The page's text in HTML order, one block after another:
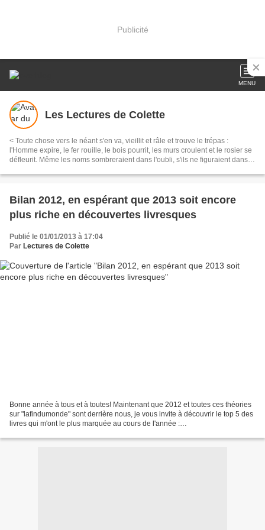
Publicité
MENU
Les Lectures de Colette
< Toute chose vers le néant s'en va, vieillit et râle et trouve le trépas :
l'Homme expire, le fer rouille, le bois pourrit, les murs croulent et le rosier se
défleurit. Même les noms sombreraient dans l'oubli, s'ils ne figuraient dans
coulis > .... { Master WACE, Chronique des ducs normands. }
Bilan 2012, en espérant que 2013 soit encore
plus riche en découvertes livresques
Publié le 01/01/2013 à 17:04
Par Lectures de Colette
Bonne année à tous et à toutes! Maintenant que 2012 et toutes ces théories
sur "lafindumonde" sont derrière nous, je vous invite à découvrir le top 5 des
livres qui m'ont le plus marquée au cours de l'année :
______________________________________ #1...